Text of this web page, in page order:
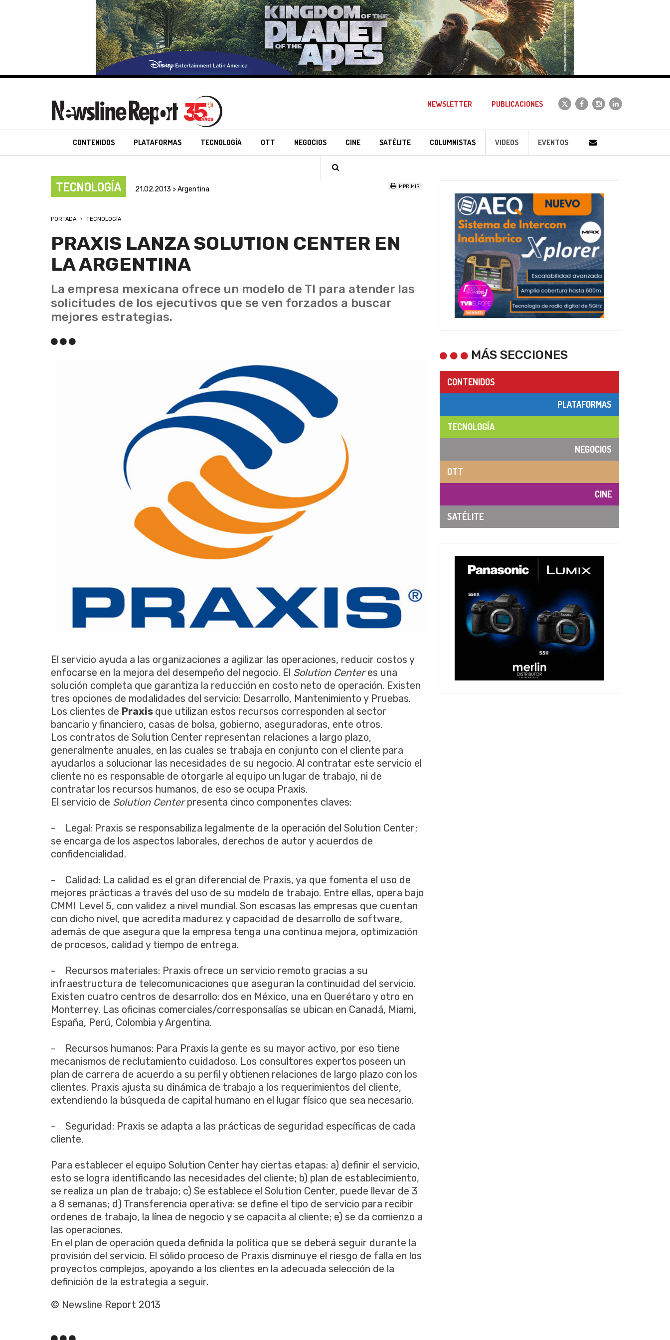
NEWSLETTER PUBLICACIONES
CONTENIDOS PLATAFORMAS TECNOLOGÍA OTT NEGOCIOS CINE SATÉLITE COLUMNISTAS VIDEOS EVENTOS
TECNOLOGÍA 21.02.2013 > Argentina IMPRIMIR
PORTADA TECNOLOGÍA
PRAXIS LANZA SOLUTION CENTER EN
LA ARGENTINA
La empresa mexicana ofrece un modelo de TI para atender las
solicitudes de los ejecutivos que se ven forzados a buscar
mejores estrategias.
El servicio ayuda a las organizaciones a agilizar las operaciones, reducir costos y
enfocarse en la mejora del desempeño del negocio. El Solution Centeres una
solución completa que garantiza la reducción en costo neto de operación. Existen
tres opciones de modalidades del servicio: Desarrollo, Mantenimiento y Pruebas.
Los clientes de Praxis que utilizan estos recursos corresponden al sector
bancario y financiero, casas de bolsa, gobierno, aseguradoras, ente otros.
Los contratos de Solution Center representan relaciones a largo plazo,
generalmente anuales, en las cuales se trabaja en conjunto con el cliente para
ayudarlos a solucionar las necesidades de su negocio. Al contratar este servicio el
cliente no es responsable de otorgarle al equipo un lugar de trabajo, ni de
contratar los recursos humanos, de eso se ocupa Praxis.
El servicio de Solution Centerpresenta cinco componentes claves:
- Legal: Praxis se responsabiliza legalmente de la operación del Solution Center;
se encarga de los aspectos laborales, derechos de autor y acuerdos de
confidencialidad.
- Calidad: La calidad es el gran diferencial de Praxis, ya que fomenta el uso de
mejores prácticas a través del uso de su modelo de trabajo. Entre ellas, opera bajo
CMMI Level 5, con validez a nivel mundial. Son escasas las empresas que cuentan
con dicho nivel, que acredita madurez y capacidad de desarrollo de software,
además de que asegura que la empresa tenga una continua mejora, optimización
de procesos, calidad y tiempo de entrega.
- Recursos materiales: Praxis ofrece un servicio remoto gracias a su
infraestructura de telecomunicaciones que aseguran la continuidad del servicio.
Existen cuatro centros de desarrollo: dos en México, una en Querétaro y otro en
Monterrey. Las oficinas comerciales/corresponsalías se ubican en Canadá, Miami,
España, Perú, Colombia y Argentina.
- Recursos humanos: Para Praxis la gente es su mayor activo, por eso tiene
mecanismos de reclutamiento cuidadoso. Los consultores expertos poseen un
plan de carrera de acuerdo a su perfil y obtienen relaciones de largo plazo con los
clientes. Praxis ajusta su dinámica de trabajo a los requerimientos del cliente,
extendiendo la búsqueda de capital humano en el lugar físico que sea necesario.
- Seguridad: Praxis se adapta a las prácticas de seguridad específicas de cada
cliente.
Para establecer el equipo Solution Center hay ciertas etapas: a) definir el servicio,
esto se logra identificando las necesidades del cliente; b) plan de establecimiento,
se realiza un plan de trabajo; c) Se establece el Solution Center, puede llevar de 3
a 8 semanas; d) Transferencia operativa: se define el tipo de servicio para recibir
ordenes de trabajo, la línea de negocio y se capacita al cliente; e) se da comienzo a
las operaciones.
En el plan de operación queda definida la política que se deberá seguir durante la
provisión del servicio. El sólido proceso de Praxis disminuye el riesgo de falla en los
proyectos complejos, apoyando a los clientes en la adecuada selección de la
definición de la estrategia a seguir.
© Newsline Report 2013
MÁS SECCIONES
CONTENIDOS
PLATAFORMAS
TECNOLOGÍA
NEGOCIOS
OTT
CINE
SATÉLITE